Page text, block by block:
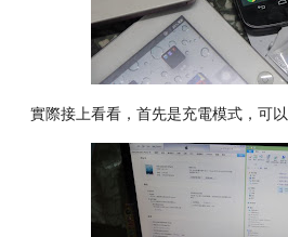
實際接上看看，首先是充電模式，可以